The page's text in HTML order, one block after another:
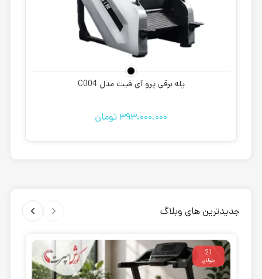
پله برقی پرو آی فیت مدل C004
393.000.000 تومان
جدیدترین های وبلاگ
21
جولای